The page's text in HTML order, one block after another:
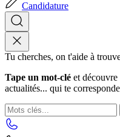
Candidature
Tu cherches, on t'aide à
Tape un mot-clé et découvre
actualités... qui te